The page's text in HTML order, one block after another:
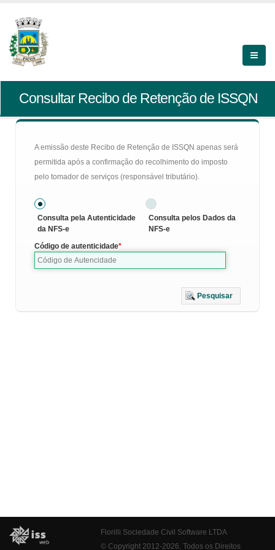
Consultar Recibo de Retenção de ISSQN
A emissão deste Recibo de Retenção de ISSQN apenas será
permitida após a confirmação do recolhimento do imposto
pelo tomador de serviços (responsável tributário).
Consulta pela Autenticidade
da NFS-e
Consulta pelos Dados da
NFS-e
Código de autenticidade
Pesquisar
Fiorilli Sociedade Civil Software LTDA
© Copyright 2012-2026. Todos os Direitos